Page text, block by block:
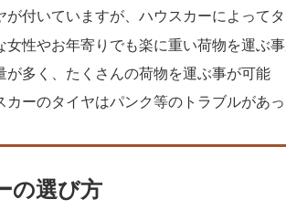
が付いていますが、ハウスカーによって
女性やお年寄りでも楽に重い荷物を運ぶ
が多く、たくさんの荷物を運ぶ事が可能
カーのタイヤはパンク等のトラブルがあ
の選び方